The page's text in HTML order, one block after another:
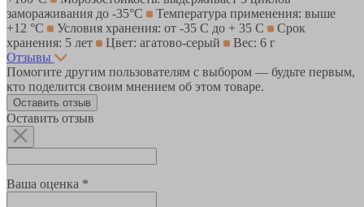
замораживания до -35°С
Температура применения: выше
+12 °С
Условия хранения: от -35 С до + 35 С
Срок
хранения: 5 лет
Цвет: агатово-серый
Вес: 6 г
Отзывы
Помогите другим пользователям с выбором — будьте первым,
кто поделится своим мнением об этом товаре.
Оставить отзыв
Оставить отзыв
Ваша оценка *